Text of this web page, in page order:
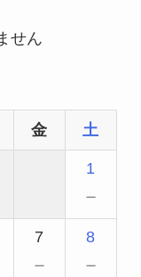
せん
金 土
1
－
7
－
8
－